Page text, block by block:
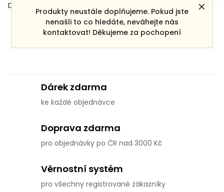
Produkty neustále doplňujeme. Pokud jste
nenašli to co hledáte, neváhejte nás
kontaktovat! Děkujeme za pochopení
Detailní informace
Zeptat se Sdílet
Dárek zdarma
ke každé objednávce
Doprava zdarma
pro objednávky po ČR nad 3000 Kč
Věrnostní systém
pro všechny registrované zákazníky